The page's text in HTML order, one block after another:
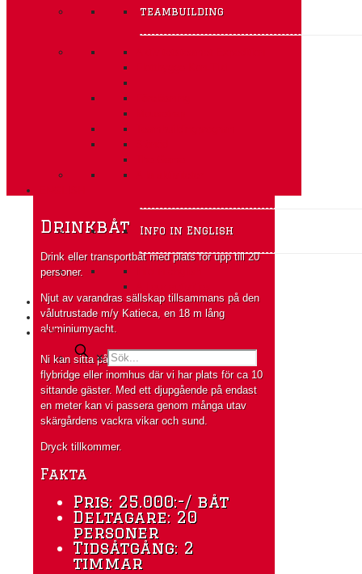
teambuilding
Info in English
SÖK
✕
Drinkbåt
Drink eller transportbåt med plats för upp till 20
personer.
Njut av varandras sällskap tillsammans på den
vålutrustade m/y Katieca, en 18 m lång
aluminiumyacht.
Ni kan sitta på det stora akterdäcket, på
flybridge eller inomhus där vi har plats för ca 10
sittande gäster. Med ett djupgående på endast
en meter kan vi passera genom många utav
skärgårdens vackra vikar och sund.
Dryck tillkommer.
Fakta
Pris: 25.000:-/ båt
Deltagare: 20
personer
Tidsåtgång: 2
timmar